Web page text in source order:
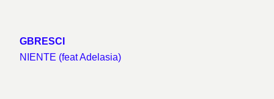
GBRESCI
NIENTE (feat Adelasia)